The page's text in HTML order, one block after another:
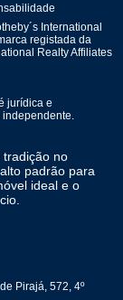
International
registada da
Realty Affiliates
jurídica e
tradição no
padrão para
ideal e o
Pirajá, 572, 4º